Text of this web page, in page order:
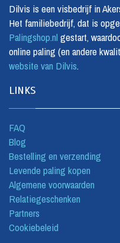
Dilvis is een visbedrijf in
Het familiebedrijf, dat is
Palingshop.nl gestart,
online paling (en andere
website van Dilvis.
LINKS
FAQ
Blog
Bestelling en verzending
Levende paling kopen
Algemene voorwaarden
Relatiegeschenken
Partners
Cookiebeleid